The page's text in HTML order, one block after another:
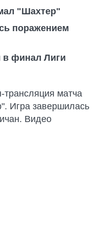
"Шахтер"
поражением
финал Лиги
трансляция матча
Игра завершилась
Видео